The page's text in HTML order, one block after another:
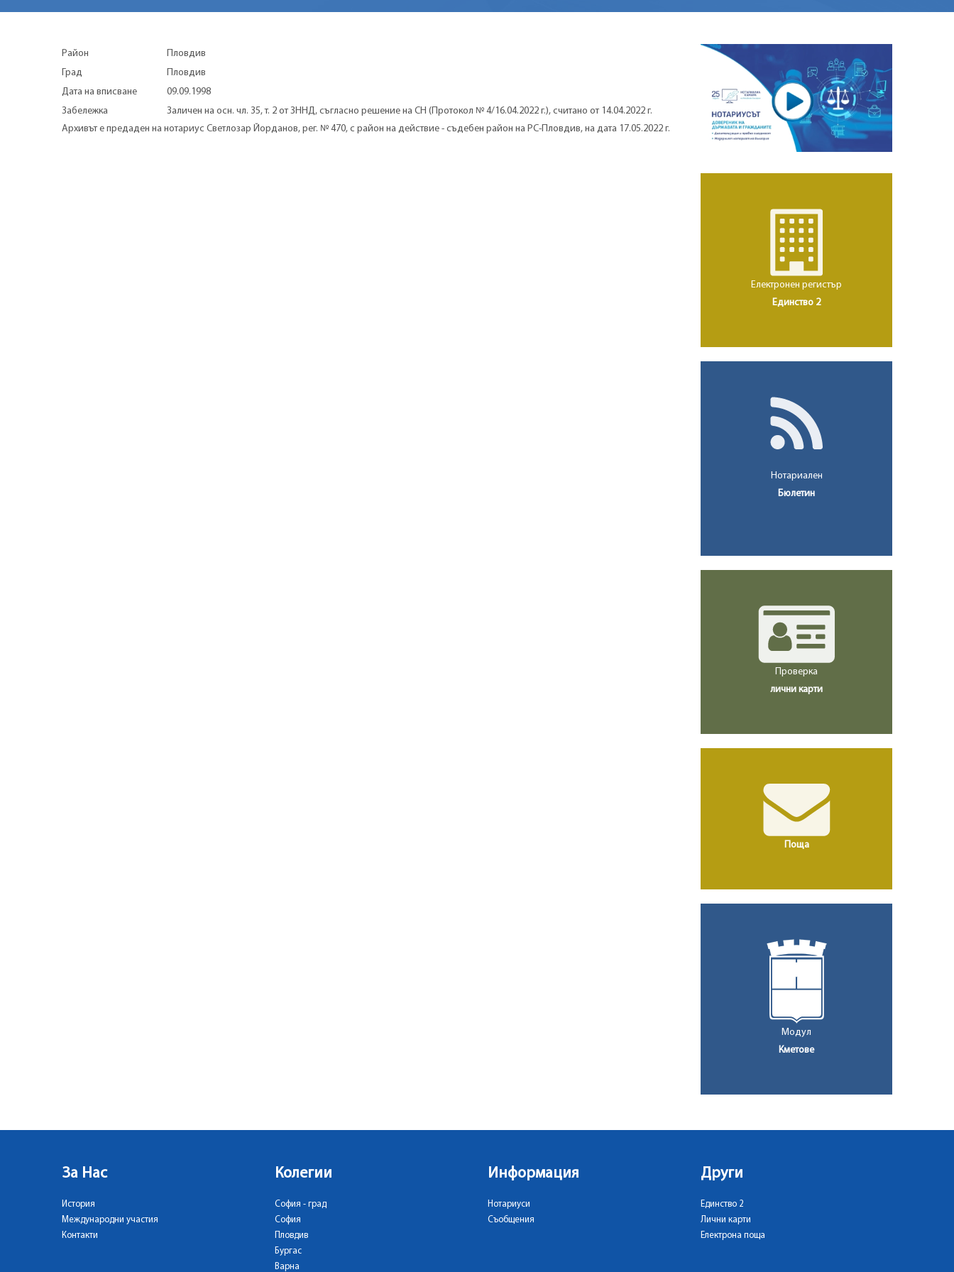
Район
Пловдив
Град
Пловдив
Дата на вписване
09.09.1998
Забележка
Заличен на осн. чл. 35, т. 2 от ЗННД, съгласно решение на СН (Протокол № 4/16.04.2022 г.), считано от 14.04.2022 г.
Архивът е предаден на нотариус Светлозар Йорданов, рег. № 470, с район на действие - съдебен район на РС-Пловдив, на дата 17.05.2022 г.
Електронен регистър
Единство 2
Нотариален
Бюлетин
Проверка
лични карти
Поща
Модул
Кметове
За Нас
История
Международни участия
Контакти
Колегии
София - град
София
Пловдив
Бургас
Варна
Информация
Нотариуси
Съобщения
Други
Единство 2
Лични карти
Електрона поща